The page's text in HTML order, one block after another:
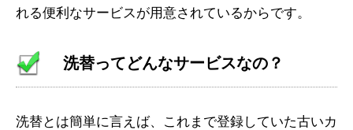
れる便利なサービスが用意されているからです。
洗替ってどんなサービスなの？
洗替とは簡単に言えば、これまで登録していた古いカ